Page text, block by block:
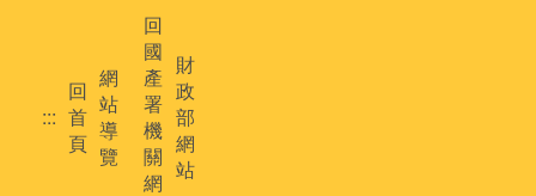
:::
回
首
頁
網
站
導
覽
回
國
產
署
機
關
網
財
政
部
網
站